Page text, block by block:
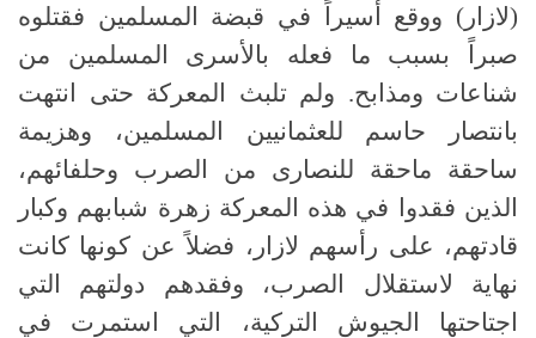
(لازار) ووقع أسيراً في قبضة المسلمين فقتلوه
صبراً بسبب ما فعله بالأسرى المسلمين من
شناعات ومذابح. ولم تلبث المعركة حتى انتهت
بانتصار حاسم للعثمانيين المسلمين، وهزيمة
ساحقة ماحقة للنصارى من الصرب وحلفائهم،
الذين فقدوا في هذه المعركة زهرة شبابهم وكبار
قادتهم، على رأسهم لازار، فضلاً عن كونها كانت
نهاية لاستقلال الصرب، وفقدهم دولتهم التي
اجتاحتها الجيوش التركية، التي استمرت في